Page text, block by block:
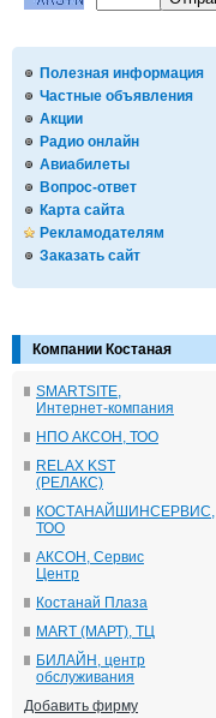
Полезная информация
Частные объявления
Акции
Радио онлайн
Авиабилеты
Вопрос-ответ
Карта сайта
Рекламодателям
Заказать сайт
Компании Костаная
SMARTSITE,
Интернет-компания
НПО АКСОН, ТОО
RELAX KST
(РЕЛАКС)
КОСТАНАЙШИНСЕРВИС,
ТОО
АКСОН, Сервис
Центр
Костанай Плаза
MART (МАРТ), ТЦ
БИЛАЙН, центр
обслуживания
Добавить фирму